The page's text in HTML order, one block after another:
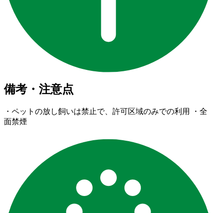
備考・注意点
・ペットの放し飼いは禁止で、許可区域のみでの利用 ・全
面禁煙